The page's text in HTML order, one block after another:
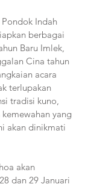
Indah
berbagai
Baru Imlek,
Cina tahun
acara
terlupakan
tradisi kuno,
yang
akan dinikmati
akan
dan 29 Januari